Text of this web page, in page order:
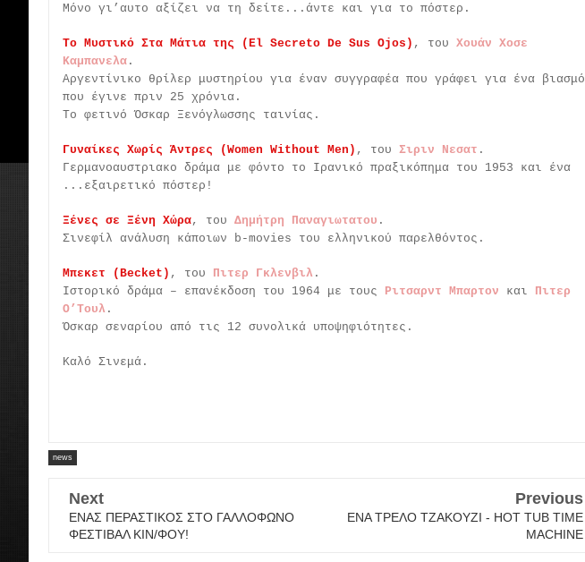
Μόνο γι’αυτο αξίζει να τη δείτε...άντε και για το πόστερ.
Το Μυστικό Στα Μάτια της (El Secreto De Sus Ojos) , του Χουάν Χοσε
Καμπανελα .
Αργεντίνικο θρίλερ μυστηρίου για έναν συγγραφέα που γράφει για ένα βιασμό
που έγινε πριν 25 χρόνια.
Το φετινό Όσκαρ Ξενόγλωσσης ταινίας.
Γυναίκες Χωρίς Άντρες (Women Without Men) , του Σιριν Νεσατ .
Γερμανοαυστριακο δράμα με φόντο το Ιρανικό πραξικόπημα του 1953 και ένα
...εξαιρετικό πόστερ!
Ξένες σε Ξένη Χώρα, του Δημήτρη Παναγιωτατου .
Σινεφίλ ανάλυση κάποιων b-movies του ελληνικού παρελθόντος.
Μπεκετ (Becket) , του Πιτερ Γκλενβιλ .
Ιστορικό δράμα – επανέκδοση του 1964 με τους Ριτσαρντ Μπαρτον και Πιτερ
Ο’Τουλ .
Όσκαρ σεναρίου από τις 12 συνολικά υποψηφιότητες.
Καλό Σινεμά.
news
Next
ΕΝΑΣ ΠΕΡΑΣΤΙΚΟΣ ΣΤΟ ΓΑΛΛΟΦΩΝΟ
ΦΕΣΤΙΒΑΛ ΚΙΝ/ΦΟΥ!
Previous
ΕΝΑ ΤΡΕΛΟ ΤΖΑΚΟΥΖΙ - HOT TUB TIME
MACHINE